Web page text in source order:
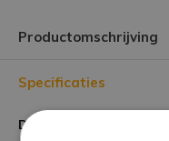
Productomschrijving
Specificaties
Diameter boeket